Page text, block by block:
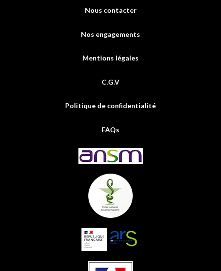
Nous contacter
Nos engagements
Mentions légales
C.G.V
Politique de confidentialité
FAQs